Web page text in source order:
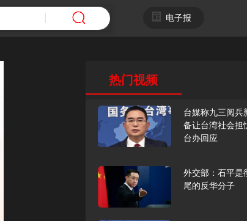
电子报
热门视频
台媒称九三阅兵
备让台湾社会担
台办回应
外交部：石平是
尾的反华分子